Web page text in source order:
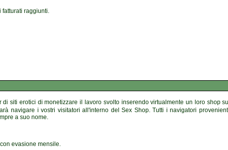
fatturati raggiunti.
siti erotici di monetizzare il lavoro svolto inserendo virtualmente un loro shop
navigare i vostri visitatori all'interno del Sex Shop. Tutti i navigatori
a suo nome.
evasione mensile.